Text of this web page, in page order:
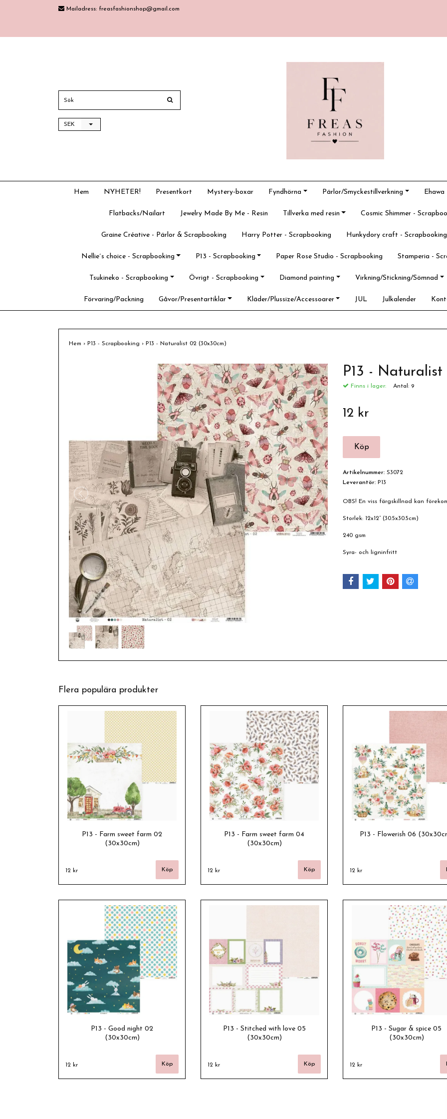
Mailadress: freasfashionshop@gmail.com
SEK
Hem NYHETER! Presentkort Mystery-boxar Fyndhörna Pärlor/Smyckestillverkning Ehawa
Flatbacks/Nailart Jewelry Made By Me - Resin Tillverka med resin Cosmic Shimmer -
Graine Créative - Pärlor & Scrapbooking Harry Potter - Scrapbooking Hunkydory craft - Scrapbooking
Nellie´s choice - Scrapbooking P13 - Scrapbooking Paper Rose Studio - Scrapbooking Stamperia -
Tsukineko - Scrapbooking Övrigt - Scrapbooking Diamond painting Virkning/Stickning/Sömnad
Förvaring/Packning Gåvor/Presentartiklar Kläder/Plussize/Accessoarer JUL Julkalender
Hem › P13 - Scrapbooking › P13 - Naturalist 02 (30x30cm)
P13 -
Finns i lager: Antal: 9
12 kr
Artikelnummer: S3072
Leverantör: P13
OBS! En viss färgskillnad kan
Storlek: 12x12” (30.5x30.5cm)
240 gsm
Syra- och ligninfritt
Flera populära produkter
P13 - Farm sweet farm 02
(30x30cm)
12 kr
P13 - Farm sweet farm 04
(30x30cm)
12 kr
P13 - Flowerish 06
12 kr
P13 - Good night 02
(30x30cm)
12 kr
P13 - Stitched with love 05
(30x30cm)
12 kr
P13 - Sugar & spice 05
(30x30cm)
12 kr